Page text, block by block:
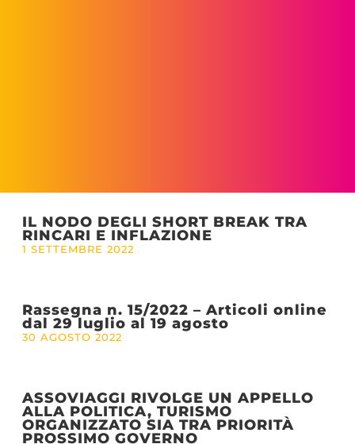
IL NODO DEGLI SHORT BREAK TRA
RINCARI E INFLAZIONE
1 SETTEMBRE 2022
Rassegna n. 15/2022 – Articoli online
dal 29 luglio al 19 agosto
30 AGOSTO 2022
ASSOVIAGGI RIVOLGE UN APPELLO
ALLA POLITICA, TURISMO
ORGANIZZATO SIA TRA PRIORITÀ
PROSSIMO GOVERNO